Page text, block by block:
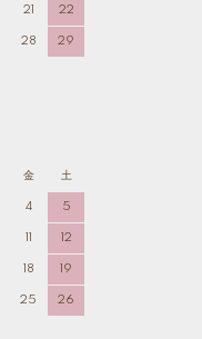
21 22
28 29
金 土
4 5
11 12
18 19
25 26